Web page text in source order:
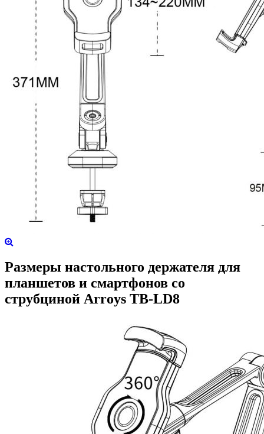
Размеры настольного держателя для
планшетов и смартфонов со
струбциной Arroys TB-LD8